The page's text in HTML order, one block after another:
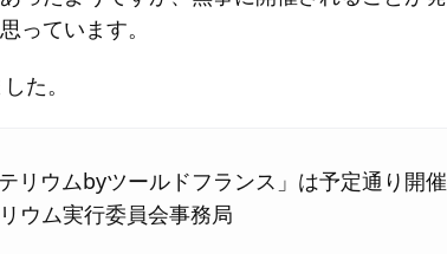
っています。
た。
リウムbyツールドフランス」は予定通り開
ウム実行委員会事務局